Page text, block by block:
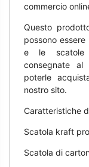
commercio
Questo
possono
e le scatole
consegnate
poterle
nostro sito.
Caratteristiche
Scatola kraft
Scatola di